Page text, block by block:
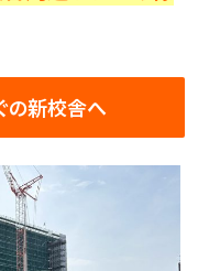
の新校舎へ